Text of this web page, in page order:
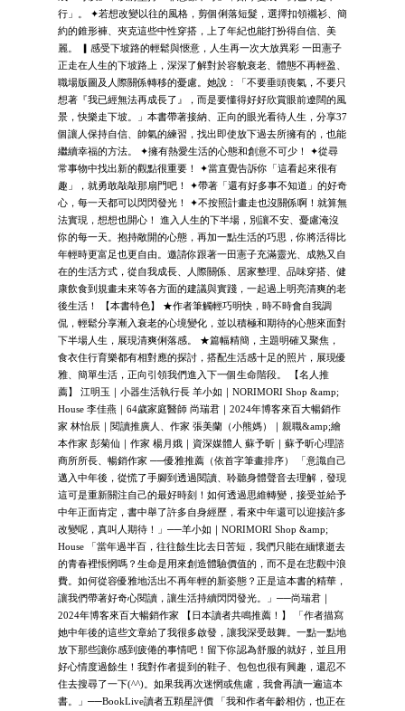
行」。 ✦若想改變以往的風格，剪個俐落短髮，選擇扣領襯衫、簡
約的錐形褲、夾克這些中性穿搭，上了年紀也能打扮得自信、美
麗。 ▎感受下坡路的輕鬆與愜意，人生再一次大放異彩 一田憲子
正走在人生的下坡路上，深深了解對於容貌衰老、體態不再輕盈、
職場版圖及人際關係轉移的憂慮。她說：「不要垂頭喪氣，不要只
想著『我已經無法再成長了』，而是要懂得好好欣賞眼前遼闊的風
景，快樂走下坡。」本書帶著接納、正向的眼光看待人生，分享37
個讓人保持自信、帥氣的練習，找出即使放下過去所擁有的，也能
繼續幸福的方法。 ✦擁有熱愛生活的心態和創意不可少！ ✦從尋
常事物中找出新的觀點很重要！ ✦當直覺告訴你「這看起來很有
趣」，就勇敢敲敲那扇門吧！ ✦帶著「還有好多事不知道」的好奇
心，每一天都可以閃閃發光！ ✦不按照計畫走也沒關係啊！就算無
法實現，想想也開心！ 進入人生的下半場，別讓不安、憂慮淹沒
你的每一天。抱持敞開的心態，再加一點生活的巧思，你將活得比
年輕時更富足也更自由。邀請你跟著一田憲子充滿靈光、成熟又自
在的生活方式，從自我成長、人際關係、居家整理、品味穿搭、健
康飲食到規畫未來等各方面的建議與實踐，一起過上明亮清爽的老
後生活！ 【本書特色】 ★作者筆觸輕巧明快，時不時會自我調
侃，輕鬆分享漸入衰老的心境變化，並以積極和期待的心態來面對
下半場人生，展現清爽俐落感。 ★篇幅精簡，主題明確又聚焦，
食衣住行育樂都有相對應的探討，搭配生活感十足的照片，展現優
雅、簡單生活，正向引領我們進入下一個生命階段。 【名人推
薦】 江明玉｜小器生活執行長 羊小如｜NORIMORI Shop &amp;
House 李佳燕｜64歲家庭醫師 尚瑞君｜2024年博客來百大暢銷作
家 林怡辰｜閱讀推廣人、作家 張美蘭（小熊媽）｜親職&amp;繪
本作家 彭菊仙｜作家 楊月娥｜資深媒體人 蘇予昕｜蘇予昕心理諮
商所所長、暢銷作家 ──優雅推薦（依首字筆畫排序） 「意識自己
邁入中年後，從慌了手腳到透過閱讀、聆聽身體聲音去理解，發現
這可是重新關注自己的最好時刻！如何透過思維轉變，接受並給予
中年正面肯定，書中舉了許多自身經歷，看來中年還可以迎接許多
改變呢，真叫人期待！」──羊小如｜NORIMORI Shop &amp;
House 「當年過半百，往往餘生比去日苦短，我們只能在緬懷逝去
的青春裡悵惘嗎？生命是用來創造體驗價值的，而不是在悲觀中浪
費。如何從容優雅地活出不再年輕的新姿態？正是這本書的精華，
讓我們帶著好奇心閱讀，讓生活持續閃閃發光。」──尚瑞君｜
2024年博客來百大暢銷作家 【日本讀者共鳴推薦！】 「作者描寫
她中年後的這些文章給了我很多啟發，讓我深受鼓舞。一點一點地
放下那些讓你感到疲倦的事情吧！留下你認為舒服的就好，並且用
好心情度過餘生！我對作者提到的鞋子、包包也很有興趣，還忍不
住去搜尋了一下(^^)。如果我再次迷惘或焦慮，我會再讀一遍這本
書。」──BookLive讀者五顆星評價 「我和作者年齡相仿，也正在